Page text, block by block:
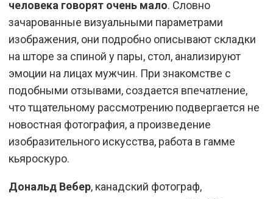
человека говорят очень мало. Словно
зачарованные визуальными параметрами
изображения, они подробно описывают складки
на шторе за спиной у пары, стол, анализируют
эмоции на лицах мужчин. При знакомстве с
подобными отзывами, создается впечатление,
что тщательному рассмотрению подвергается не
новостная фотография, а произведение
изобразительного искусства, работа в гамме
кьяроскуро.
Дональд Вебер, канадский фотограф,